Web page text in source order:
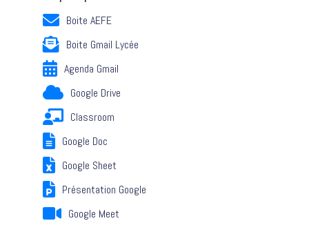
Boite AEFE
Boite Gmail Lycée
Agenda Gmail
Google Drive
Classroom
Google Doc
Google Sheet
Présentation Google
Google Meet